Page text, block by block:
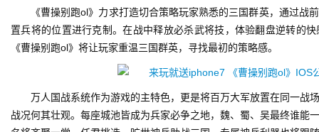
界
《曹操别跑ol》力求打造切合策略玩家熟悉的三国群英，通过战
置兵将的位置进行克制。在战中释放必杀武将技，体验翻盘逆转的
《曹操别跑ol》将让玩家重温三国群英，寻找最初的策略感。
万人国战系统作为游戏的主特色，更是将百万大军放置在同一战
战况何其壮观。每座城池皆成为兵家必争之地，魏、蜀、吴最终谁能